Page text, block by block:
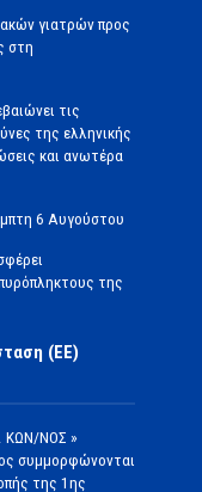
γιατρών προς
στη
τις
της ελληνικής
και ανωτέρα
6 Αυγούστου
της
(ΕΕ)
ΚΩΝ/ΝΟΣ »
συμμορφώνονται
της 1ης